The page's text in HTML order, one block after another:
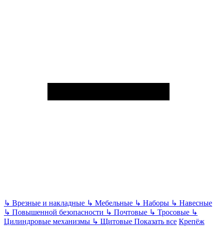
↳ Врезные и накладные ↳ Мебельные ↳ Наборы ↳ Навесные
↳ Повышенной безопасности ↳ Почтовые ↳ Тросовые ↳
Цилиндровые механизмы ↳ Щитовые Показать все Крепёж